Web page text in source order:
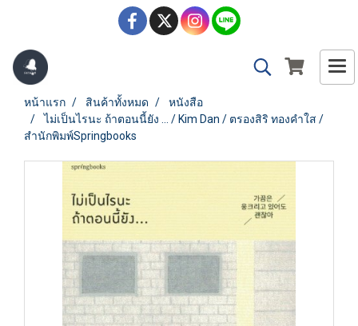
หน้าแรก สินค้าทั้งหมด
หนังสือ
ไม่เป็นไรนะ ถ้าตอนนี้ยัง ... / Kim Dan / ตรองสิริ ทองคำใส /
สำนักพิมพ์Springbooks